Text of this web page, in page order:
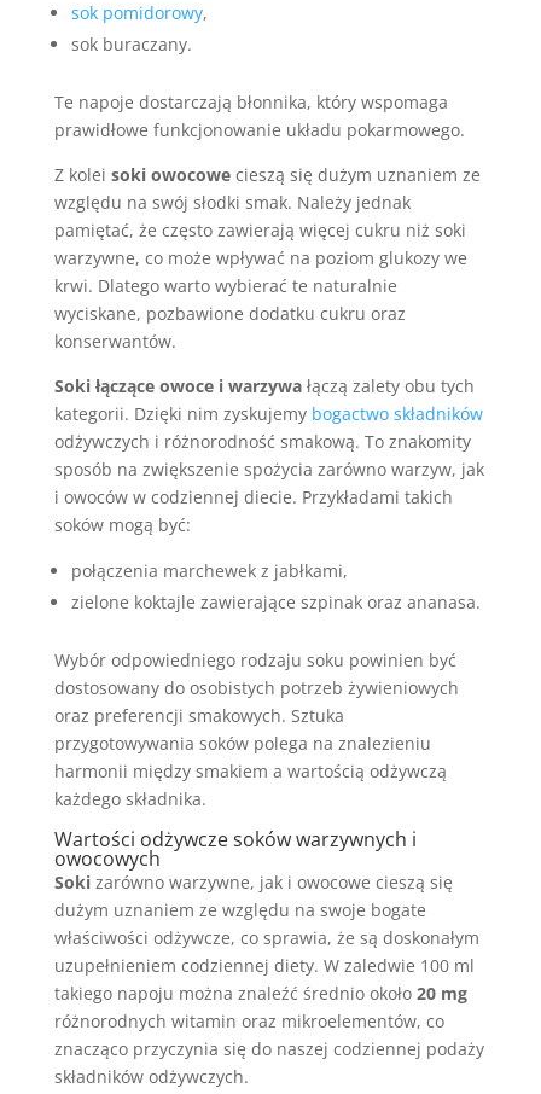
sok pomidorowy,
sok buraczany.
Te napoje dostarczają błonnika, który wspomaga
prawidłowe funkcjonowanie układu pokarmowego.
Z kolei soki owocowecieszą się dużym uznaniem ze
względu na swój słodki smak. Należy jednak
pamiętać, że często zawierają więcej cukru niż soki
warzywne, co może wpływać na poziom glukozy we
krwi. Dlatego warto wybierać te naturalnie
wyciskane, pozbawione dodatku cukru oraz
konserwantów.
Soki łączące owoce i warzywałączą zalety obu tych
kategorii. Dzięki nim zyskujemy bogactwo składników
odżywczych i różnorodność smakową. To znakomity
sposób na zwiększenie spożycia zarówno warzyw, jak
i owoców w codziennej diecie. Przykładami takich
soków mogą być:
połączenia marchewek z jabłkami,
zielone koktajle zawierające szpinak oraz ananasa.
Wybór odpowiedniego rodzaju soku powinien być
dostosowany do osobistych potrzeb żywieniowych
oraz preferencji smakowych. Sztuka
przygotowywania soków polega na znalezieniu
harmonii między smakiem a wartością odżywczą
każdego składnika.
Wartości odżywcze soków warzywnych i
owocowych
Sokizarówno warzywne, jak i owocowe cieszą się
dużym uznaniem ze względu na swoje bogate
właściwości odżywcze, co sprawia, że są doskonałym
uzupełnieniem codziennej diety. W zaledwie 100 ml
takiego napoju można znaleźć średnio około 20 mg
różnorodnych witamin oraz mikroelementów, co
znacząco przyczynia się do naszej codziennej podaży
składników odżywczych.